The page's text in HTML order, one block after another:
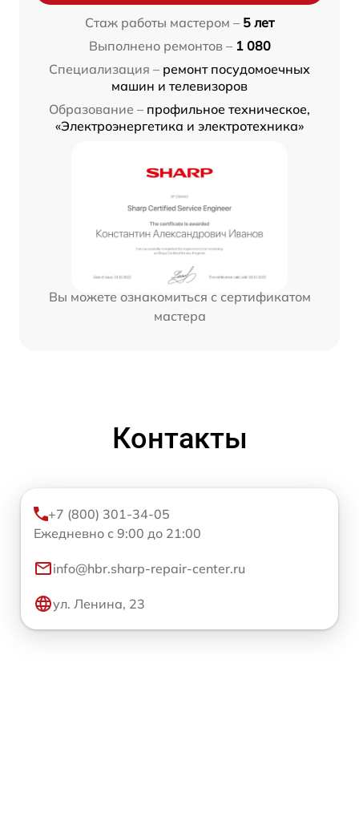
Стаж работы мастером – 5 лет
Выполнено ремонтов – 1 080
Специализация – ремонт посудомоечных
машин и телевизоров
Образование – профильное техническое,
«Электроэнергетика и электротехника»
Вы можете ознакомиться с сертификатом
мастера
Контакты
+7 (800) 301-34-05
Ежедневно с 9:00 до 21:00
info@hbr.sharp-repair-center.ru
ул. Ленина, 23